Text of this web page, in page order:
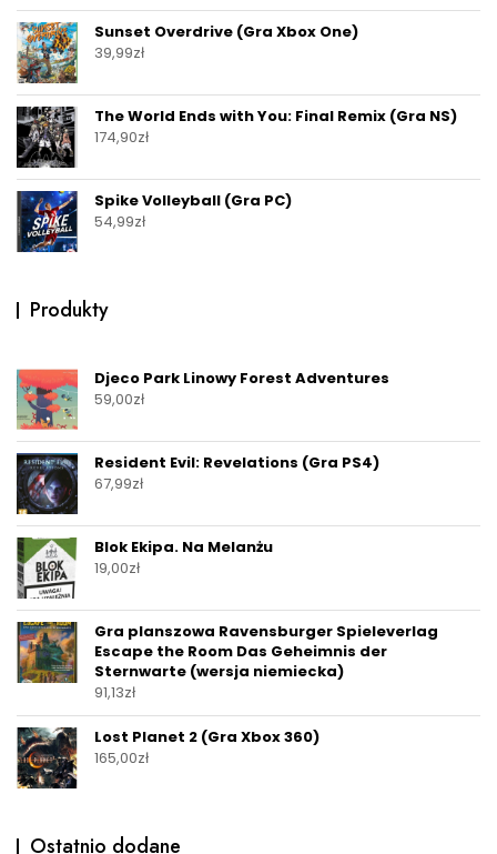
Sunset Overdrive (Gra Xbox One)
39,99zł
The World Ends with You: Final Remix (Gra NS)
174,90zł
Spike Volleyball (Gra PC)
54,99zł
Produkty
Djeco Park Linowy Forest Adventures
59,00zł
Resident Evil: Revelations (Gra PS4)
67,99zł
Blok Ekipa. Na Melanżu
19,00zł
Gra planszowa Ravensburger Spieleverlag
Escape the Room Das Geheimnis der
Sternwarte (wersja niemiecka)
91,13zł
Lost Planet 2 (Gra Xbox 360)
165,00zł
Ostatnio dodane